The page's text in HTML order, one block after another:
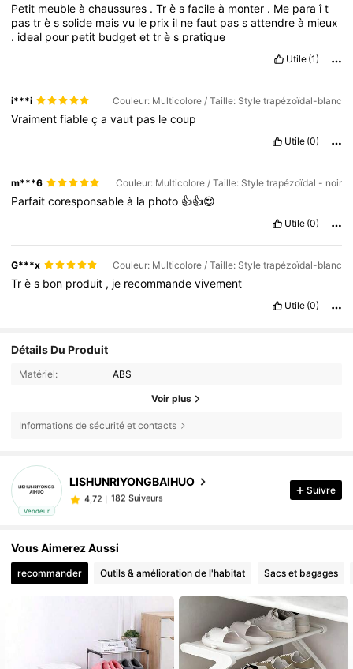
Petit meubleàchaussures .Trèsfacileà monter . Me paraît
pastrèssolide maisvu le prix il nefaut passattendreà mieux
. ideal pour petit budgetettrès pratique
Utile (1)
i***i Couleur: Multicolore / Taille: Style trapézoïdal-blanc
Vraimentfiableçavaut pas lecoup
Utile (0)
m***6 Couleur: Multicolore / Taille: Style trapézoïdal - noir
Parfaitcoresponsableà la photo 👍👍😍
Utile (0)
G***x Couleur: Multicolore / Taille: Style trapézoïdal-blanc
Très bon produit , je recommandevivement
Utile (0)
Détails Du Produit
Matériel: ABS
Voir plus
Informations de sécurité et contacts
Vendeur
LISHUNRIYONGBAIHUO
4,72
182 Suiveurs
m***o
Suivre
Vous Aimerez Aussi
recommander Outils & amélioration de l'habitat Sacs et bagages